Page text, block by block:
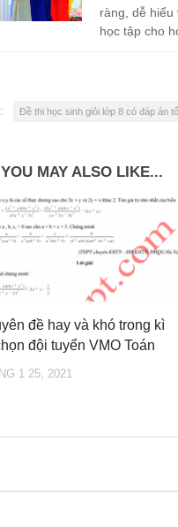
ràng, dễ hiểu
học tập cho
Đề thi học sinh giỏi lớp 8 có đáp án
YOU MAY ALSO LIKE...
đề hay và khó trong kì
đội tuyển VMO Toán
1 25, 2021